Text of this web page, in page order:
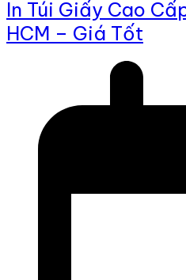
In Túi Giấy Cao
HCM – Giá Tốt